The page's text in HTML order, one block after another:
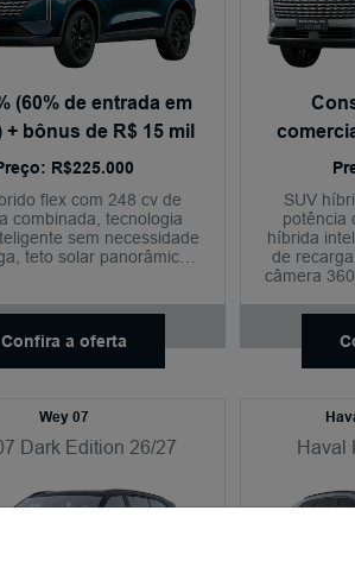
(60% de entrada em
+ bônus de R$ 15 mil
R$225.000
flex com 248 cv de
combinada, tecnologia
sem necessidade
teto solar panorâmico,
nível 2+.
Confira a oferta
SUV
potência
híbrida
de
câmera
Wey 07
Dark Edition 26/27 Haval